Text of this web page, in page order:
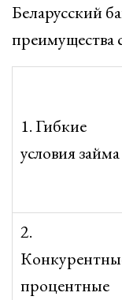
Беларусский
преимущества
1. Гибкие
условия займа
2.
процентные